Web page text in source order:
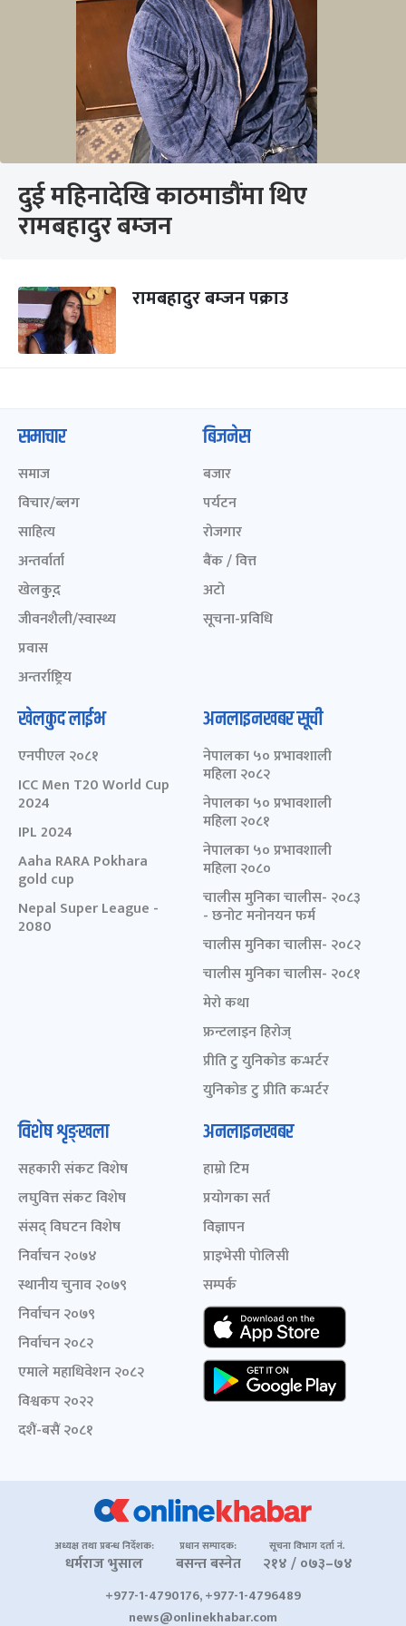
दुई महिनादेखि काठमाडौंमा थिए
रामबहादुर बम्जन
रामबहादुर बम्जन पक्राउ
समाचार
समाज
विचार/ब्लग
साहित्य
अन्तर्वार्ता
खेलकुद़़
जीवनशैली/स्वास्थ्य
प्रवास
अन्तर्राष्ट्रिय
बिजनेस
बजार
पर्यटन
रोजगार
बैंक / वित्त
अटो
सूचना-प्रविधि
खेलकुद लाईभ
एनपीएल २०८१
ICC Men T20 World Cup
2024
IPL 2024
Aaha RARA Pokhara
gold cup
Nepal Super League -
2080
अनलाइनखबर सूची
नेपालका ५० प्रभावशाली
महिला २०८२
नेपालका ५० प्रभावशाली
महिला २०८१
नेपालका ५० प्रभावशाली
महिला २०८०
चालीस मुनिका चालीस- २०८३
- छनोट मनोनयन फर्म
चालीस मुनिका चालीस- २०८२
चालीस मुनिका चालीस- २०८१
मेरो कथा
फ्रन्टलाइन हिरोज्
प्रीति टु युनिकोड कन्भर्टर
युनिकोड टु प्रीति कन्भर्टर
विशेष शृङ्खला
सहकारी संकट विशेष
लघुवित्त संकट विशेष
संसद् विघटन विशेष
निर्वाचन २०७४
स्थानीय चुनाव २०७९
निर्वाचन २०७९
निर्वाचन २०८२
एमाले महाधिवेशन २०८२
विश्वकप २०२२
दशैं-बसैं २०८१
अनलाइनखबर
हाम्रो टिम
प्रयोगका सर्त
विज्ञापन
प्राइभेसी पोलिसी
सम्पर्क
अध्यक्ष तथा प्रबन्ध निर्देशक:
धर्मराज भुसाल
प्रधान सम्पादक:
बसन्त बस्नेत
सूचना विभाग दर्ता नं.
२१४ / ०७३–७४
+977-1-4790176, +977-1-4796489
news@onlinekhabar.com